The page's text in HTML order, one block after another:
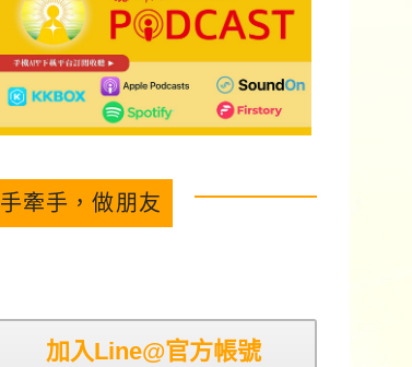
手牽手，做朋友
加入Line@官方帳號